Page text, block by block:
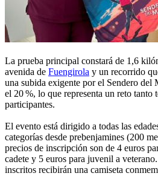
La prueba principal constará de 1,6
avenida de Fuengirola y un recorrido
una subida exigente por el Sendero del
el 20 %, lo que representa un reto
participantes.
El evento está dirigido a todas las
categorías desde prebenjamines (200
precios de inscripción son de 4 euros
cadete y 5 euros para juvenil a
inscritos recibirán una camiseta